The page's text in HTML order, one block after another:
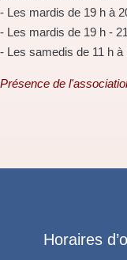
- Les mardis de 19 h à
- Les mardis de 19 h -
- Les samedis de 11 h
Présence de
Horaires